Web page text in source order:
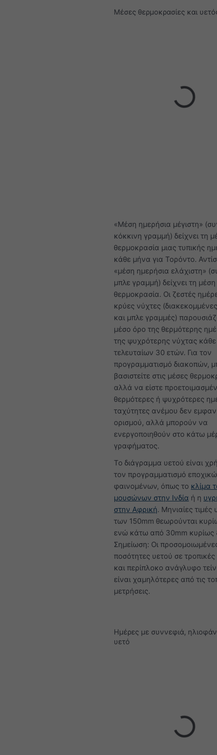
Μέσες θερμοκρασίες και
«Μέση ημερήσια μέγιστη»
κόκκινη γραμμή) δείχνει τη
θερμοκρασία μιας τυπικής
κάθε μήνα για Τορόντο.
«μέση ημερήσια ελάχιστη»
μπλε γραμμή) δείχνει τη
θερμοκρασία. Οι ζεστές
κρύες νύχτες
και μπλε γραμμές)
μέσο όρο της θερμότερης
της ψυχρότερης νύχτας
τελευταίων 30 ετών. Για τον
προγραμματισμό διακοπών,
βασιστείτε στις μέσες
αλλά να είστε
θερμότερες ή ψυχρότερες
ταχύτητες ανέμου δεν
ορισμού, αλλά μπορούν να
ενεργοποιηθούν στο κάτω
γραφήματος.
Το διάγραμμα υετού είναι
τον προγραμματισμό
φαινομένων, όπως το κλίμα
μουσώνων στην Ινδία ή η
στην Αφρική. Μηνιαίες
των 150mm θεωρούνται
ενώ κάτω από 30mm κυρίως
Σημείωση: Οι
ποσότητες υετού σε τροπικές
και περίπλοκο ανάγλυφο
είναι χαμηλότερες από τις
μετρήσεις.
Ημέρες με συννεφιά,
υετό